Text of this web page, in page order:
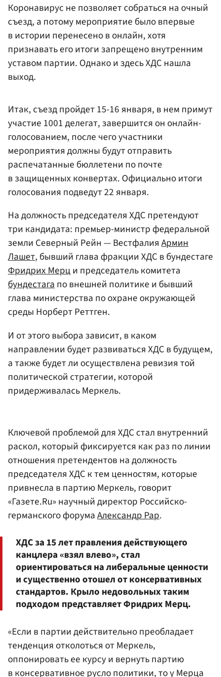
Коронавирус не позволяет собраться на очный
съезд, а потому мероприятие было впервые
в истории перенесено в онлайн, хотя
признавать его итоги запрещено внутренним
уставом партии. Однако и здесь ХДС нашла
выход.
Итак, съезд пройдет 15-16 января, в нем примут
участие 1001 делегат, завершится он онлайн-
голосованием, после чего участники
мероприятия должны будут отправить
распечатанные бюллетени по почте
в защищенных конвертах. Официально итоги
голосования подведут 22 января.
На должность председателя ХДС претендуют
три кандидата: премьер-министр федеральной
земли Северный Рейн — ВестфалияАрмин
Лашет, бывший глава фракции ХДС в бундестаге
Фридрих Мерци председатель комитета
бундестагапо внешней политике и бывший
глава министерства по охране окружающей
среды Норберт Реттген.
И от этого выбора зависит, в каком
направлении будет развиваться ХДС в будущем,
а также будет ли осуществлена ревизия той
политической стратегии, которой
придерживалась Меркель.
Ключевой проблемой для ХДС стал внутренний
раскол, который фиксируется как раз по линии
отношения претендентов на должность
председателя ХДС к тем ценностям, которые
привнесла в партию Меркель, говорит
«Газете.Ru» научный директор Российско-
германского форумаАлександр Рар.
ХДС за 15 лет правления действующего
канцлера «взял влево», стал
ориентироваться на либеральные ценности
и существенно отошел от консервативных
стандартов. Крыло недовольных таким
подходом представляет Фридрих Мерц.
«Если в партии действительно преобладает
тенденция отколоться от Меркель,
оппонировать ее курсу и вернуть партию
в консервативное русло политики, то у Мерца